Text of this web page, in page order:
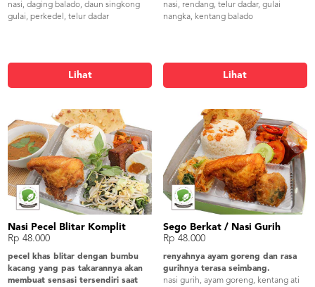
nasi, daging balado, daun singkong
gulai, perkedel, telur dadar
Lihat
nasi, rendang, telur dadar, gulai
nangka, kentang balado
Lihat
Nasi Pecel Blitar Komplit
Rp 48.000
pecel khas blitar dengan bumbu
kacang yang pas takarannya akan
membuat sensasi tersendiri saat
Sego Berkat / Nasi Gurih
Rp 48.000
renyahnya ayam goreng dan rasa
gurihnya terasa seimbang.
nasi gurih, ayam goreng, kentang ati